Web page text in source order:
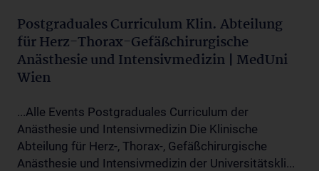
Postgraduales Curriculum Klin. Abteilung
für Herz-Thorax-Gefäßchirurgische
Anästhesie und Intensivmedizin | MedUni
Wien
...Alle Events Postgraduales Curriculum der
Anästhesie und Intensivmedizin Die Klinische
Abteilung für Herz-, Thorax-, Gefäßchirurgische
Anästhesie und Intensivmedizin der Universitätskli...